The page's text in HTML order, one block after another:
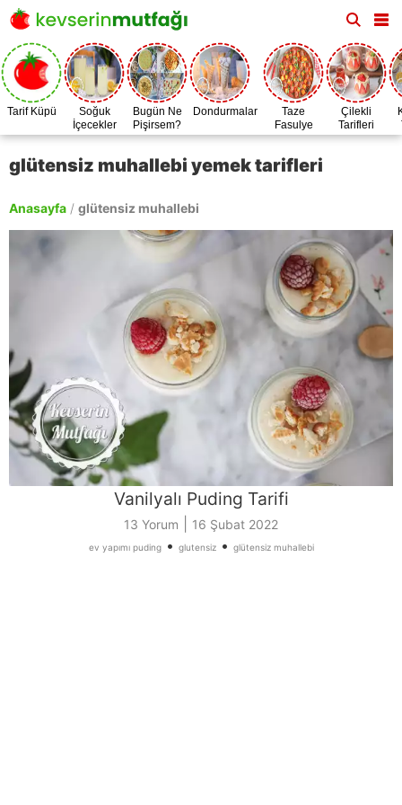
Tarif Küpü
Soğuk
İçecekler
Bugün Ne
Pişirsem?
Dondurmalar
Taze
Fasulye
Zamanı
Çilekli
Tarifleri
glütensiz muhallebi yemek tarifleri
Anasayfa / glütensiz muhallebi
Vanilyalı Puding Tarifi
13 Yorum 16 Şubat 2022
ev yapımı puding• glutensiz• glütensiz muhallebi